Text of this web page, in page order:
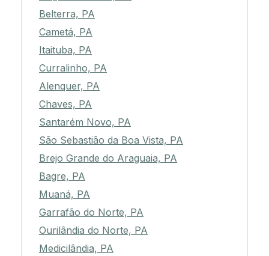
Belterra, PA
Cametá, PA
Itaituba, PA
Curralinho, PA
Alenquer, PA
Chaves, PA
Santarém Novo, PA
São Sebastião da Boa Vista, PA
Brejo Grande do Araguaia, PA
Bagre, PA
Muaná, PA
Garrafão do Norte, PA
Ourilândia do Norte, PA
Medicilândia, PA